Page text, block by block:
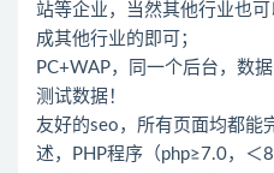
站等企业，当然其他行业也
成其他行业的即可；
PC+WAP，同一个后台，数
测试数据！
友好的seo，所有页面均都
述，PHP程序（php≥7.0，＜